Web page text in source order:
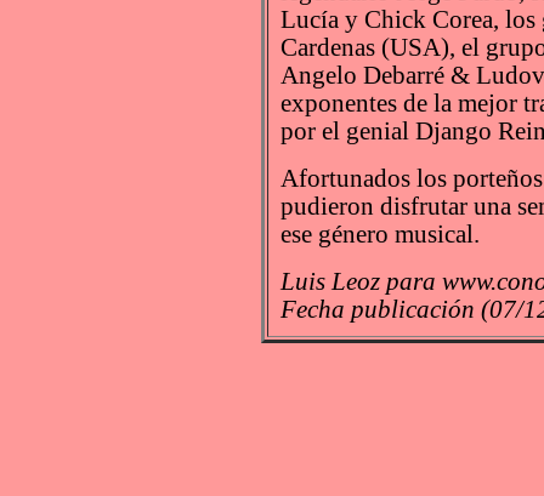
Lucía y Chick Corea,
Cardenas (USA), el
Angelo Debarré &
exponentes de la mejor
por el genial Django
Afortunados los
pudieron disfrutar una
ese género musical.
Luis Leoz para
Fecha publicación (07/